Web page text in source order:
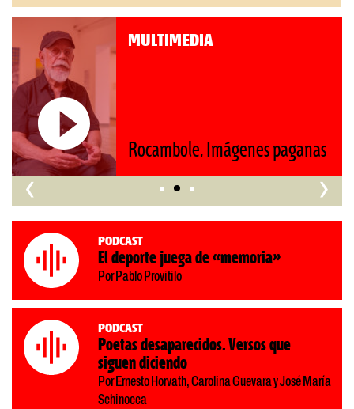
MULTIMEDIA
‹ ›
Podcast
El deporte juega de «memoria»
Por Pablo Provitilo
Podcast
Poetas desaparecidos. Versos que
siguen diciendo
Por Ernesto Horvath, Carolina Guevara y José María
Schinocca